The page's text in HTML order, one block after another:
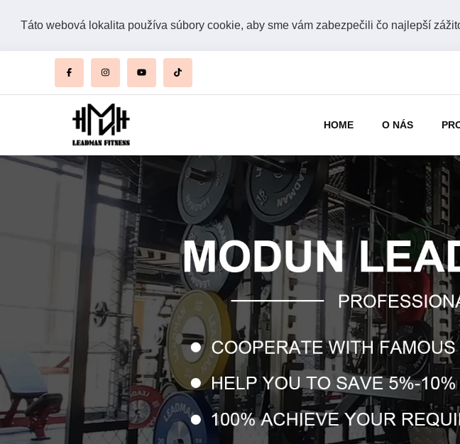
Táto webová lokalita používa súbory cookie, aby sme vám zabezpečili čo najlepší
HOME O NÁS